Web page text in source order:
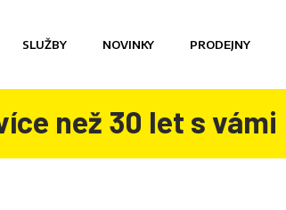
SLUŽBY NOVINKY PRODEJNY
než 30 let s vámi